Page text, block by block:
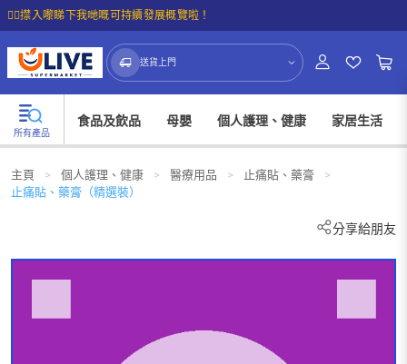
☝🏼㩒入嚟睇下我哋嘅可持續發展概覽啦！
送貨上門
所有產品
食品及飲品 母嬰 個人護理、健康 家居生活
主頁 > 個人護理、健康 > 醫療用品 > 止痛貼、藥膏
>
止痛貼、藥膏（精選裝）
分享給朋友